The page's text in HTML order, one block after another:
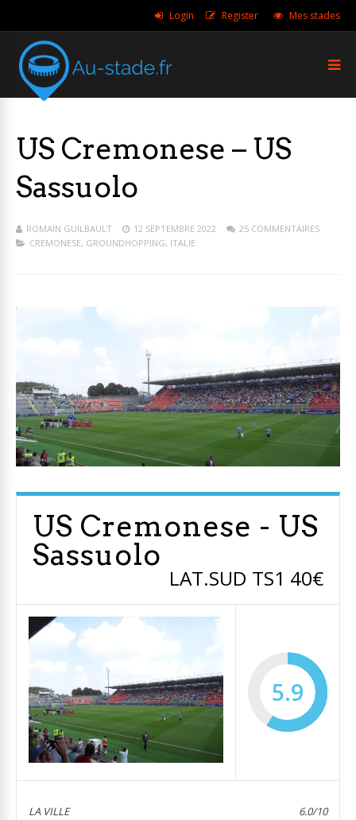
Login Register Mes stades
US Cremonese – US
Sassuolo
ROMAIN GUILBAULT 12 SEPTEMBRE 2022
25 COMMENTAIRES
CREMONESE, GROUNDHOPPING, ITALIE
US Cremonese - US
Sassuolo
LAT.SUD TS1 40€
5.9
LA VILLE 6.0/10